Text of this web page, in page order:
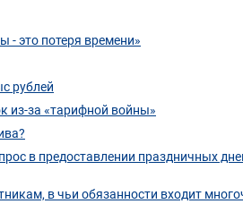
- это потеря времени»
рублей
из-за «тарифной войны»
в предоставлении праздничных
в чьи обязанности входит